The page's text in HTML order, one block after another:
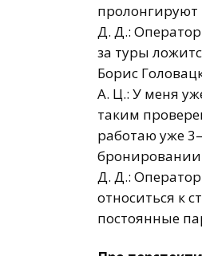
Д. Д.:
за туры
Борис
А. Ц.: У меня
таким
работаю уже
бронировании
Д. Д.:
относиться к
постоянные